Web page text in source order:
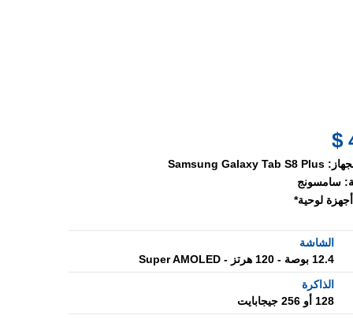
Samsung Galaxy Tab S8 Plus
سامسونج
أجهزة لوحية*
الشاشة
12.4 بوصة - 120 هرتز - Super AMOLED
الذاكرة
128 أو 256 جيجابايت